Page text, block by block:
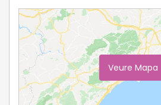
Veure Mapa